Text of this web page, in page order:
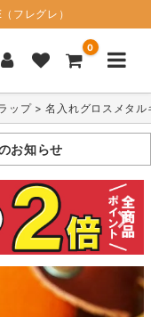
フレグレ）
0
ップ 名入れグロスメタ
お知らせ